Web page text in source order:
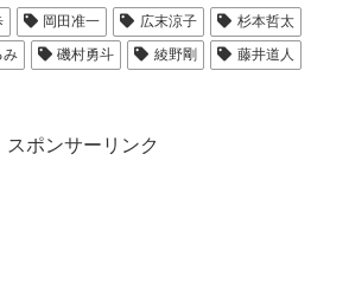
岡田准一 広末涼子
杉本哲太
み 磯村勇斗 綾野剛
藤井道人
スポンサーリンク